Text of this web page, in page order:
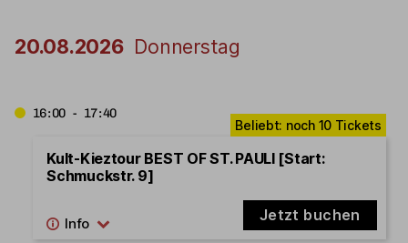
20.08.2026 Donnerstag
16:00 - 17:40
Kult-Kieztour BEST OF ST. PAULI [Start:
Schmuckstr. 9]
Jetzt buchen